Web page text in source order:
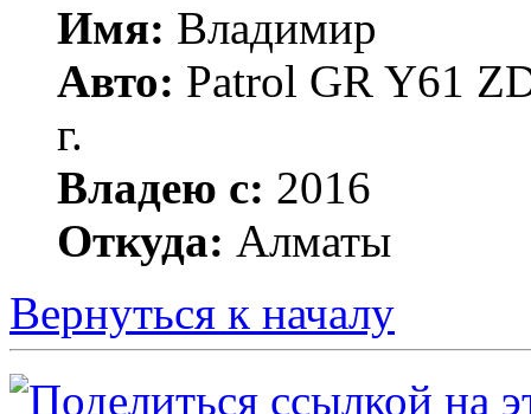
Имя: Владимир
Авто: Patrol GR Y61
г.
Владею с: 2016
Откуда: Алматы
Вернуться к началу